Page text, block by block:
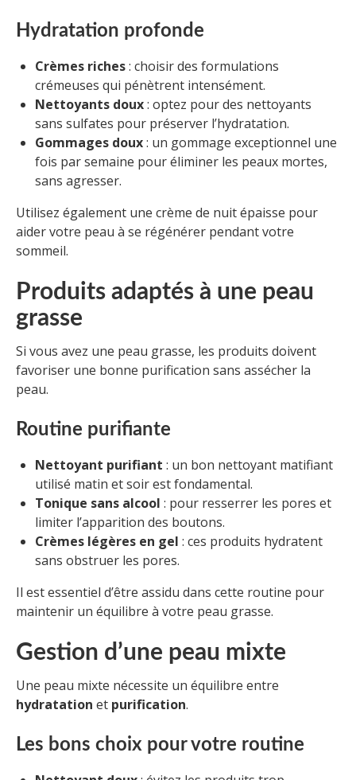
Hydratation profonde
Crèmes riches: choisir des formulations
crémeuses qui pénètrent intensément.
Nettoyants doux: optez pour des nettoyants
sans sulfates pour préserver l’hydratation.
Gommages doux: un gommage exceptionnel une
fois par semaine pour éliminer les peaux mortes,
sans agresser.
Utilisez également une crème de nuit épaisse pour
aider votre peau à se régénérer pendant votre
sommeil.
Produits adaptés à une peau
grasse
Si vous avez une peau grasse, les produits doivent
favoriser une bonne purification sans assécher la
peau.
Routine purifiante
Nettoyant purifiant : un bon nettoyant matifiant
utilisé matin et soir est fondamental.
Tonique sans alcool : pour resserrer les pores et
limiter l’apparition des boutons.
Crèmes légères en gel : ces produits hydratent
sans obstruer les pores.
Il est essentiel d’être assidu dans cette routine pour
maintenir un équilibre à votre peau grasse.
Gestion d’une peau mixte
Une peau mixte nécessite un équilibre entre
hydratation et purification.
Les bons choix pour votre routine